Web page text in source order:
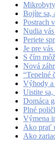
Mikrobyty
Bojíte sa,
Postrach
Nudia
Periete
Je pre
S čím
Nová
“Tepelné
Výhody a
Uistite
Domáca
Plné
Výmena
Ako prať
Ako